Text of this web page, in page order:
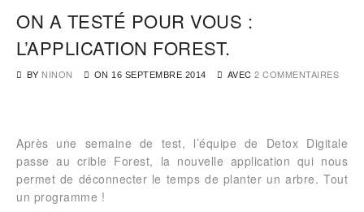
ON A TESTÉ POUR VOUS :
L’APPLICATION FOREST.
BY NINON ON 16 SEPTEMBRE 2014 AVEC 2 COMMENTAIRES
Après une semaine de test, l’équipe de Detox Digitale
passe au crible Forest, la nouvelle application qui nous
permet de déconnecter le temps de planter un arbre. Tout
un programme !